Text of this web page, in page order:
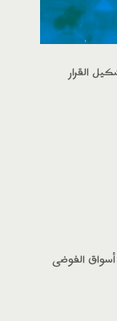
القرار
أسواق الفوضى